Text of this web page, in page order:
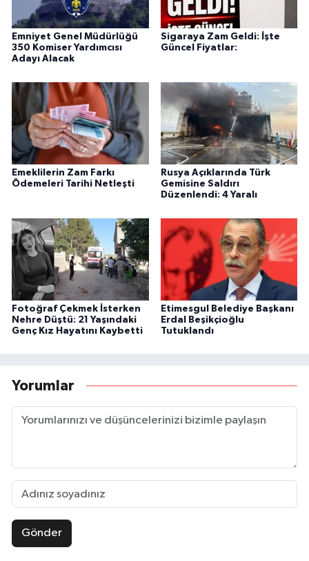
Emniyet Genel Müdürlüğü
350 Komiser Yardımcısı
Adayı Alacak
Sigaraya Zam Geldi: İşte
Güncel Fiyatlar:
Emeklilerin Zam Farkı
Ödemeleri Tarihi Netleşti
Rusya Açıklarında Türk
Gemisine Saldırı
Düzenlendi: 4 Yaralı
Fotoğraf Çekmek İsterken
Nehre Düştü: 21 Yaşındaki
Genç Kız Hayatını Kaybetti
Etimesgul Belediye Başkanı
Erdal Beşikçioğlu
Tutuklandı
Yorumlar
Gönder